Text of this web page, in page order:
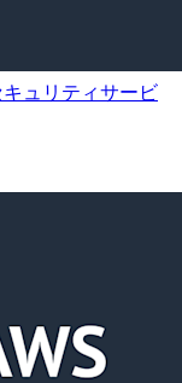
ュリティサービ